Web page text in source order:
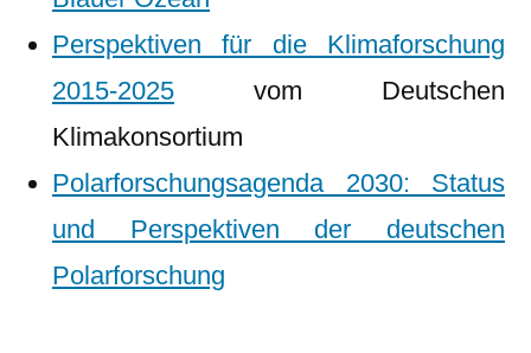
Perspektiven für die Klimaforschung
2015-2025 vom Deutschen
Klimakonsortium
Polarforschungsagenda 2030: Status
und Perspektiven der deutschen
Polarforschung